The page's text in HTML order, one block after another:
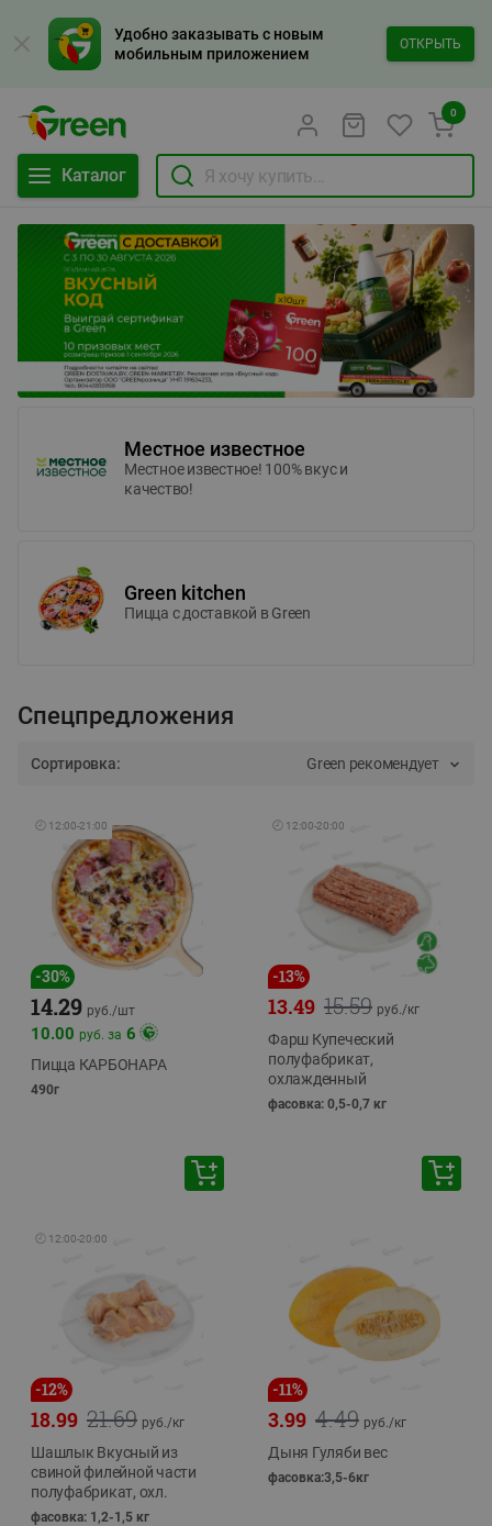
Удобно заказывать с новым
мобильным приложением
ОТКРЫТЬ
Каталог
0
Местное известное
Местное известное! 100% вкус и
качество!
Green kitchen
Пицца c доставкой в Green
Спецпредложения
Сортировка: Green рекомендует
🕘 12:00-21:00
-30%
14.29 руб./шт
10.00 руб. за 6
Пицца КАРБОНАРА
490г
🕘 12:00-20:00
-13%
15.59
13.49 руб./кг
Фарш Купеческий
полуфабрикат,
охлажденный
фасовка: 0,5-0,7 кг
🕘 12:00-20:00
-12%
21.69
18.99 руб./кг
Шашлык Вкусный из
свиной филейной части
полуфабрикат, охл.
фасовка: 1,2-1,5 кг
-11%
4.49
3.99 руб./кг
Дыня Гуляби вес
фасовка:3,5-6кг